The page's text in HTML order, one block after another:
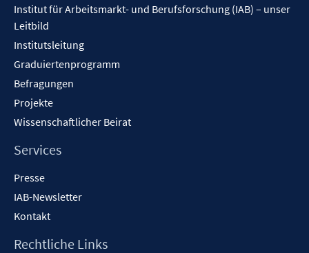
Institut für Arbeitsmarkt- und Berufsforschung (IAB) – unser
Leitbild
Institutsleitung
Graduiertenprogramm
Befragungen
Projekte
Wissenschaftlicher Beirat
Services
Presse
IAB-Newsletter
Kontakt
Rechtliche Links